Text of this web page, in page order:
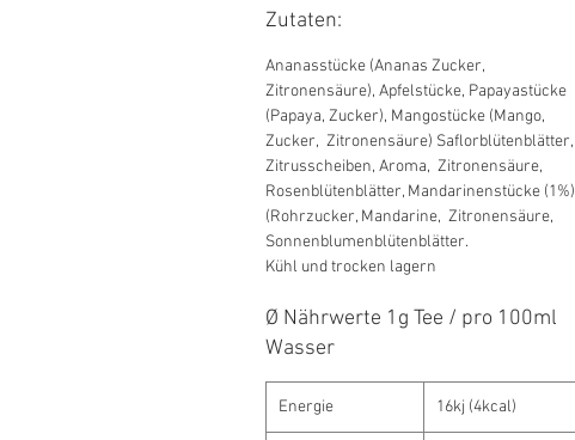
Zutaten:
Ananasstücke (Ananas Zucker,
Zitronensäure), Apfelstücke, Papayastücke
(Papaya, Zucker), Mangostücke (Mango,
Zucker, Zitronensäure) Saflorblütenblätter,
Zitrusscheiben, Aroma, Zitronensäure,
Rosenblütenblätter, Mandarinenstücke (1%)
(Rohrzucker, Mandarine, Zitronensäure,
Sonnenblumenblütenblätter.
Kühl und trocken lagern
Ø Nährwerte 1g Tee / pro 100ml
Wasser
Energie 16kj (4kcal)